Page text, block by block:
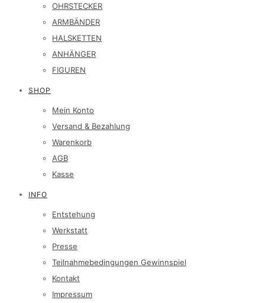
OHRSTECKER
ARMBÄNDER
HALSKETTEN
ANHÄNGER
FIGUREN
SHOP
Mein Konto
Versand & Bezahlung
Warenkorb
AGB
Kasse
INFO
Entstehung
Werkstatt
Presse
Teilnahmebedingungen Gewinnspiel
Kontakt
Impressum